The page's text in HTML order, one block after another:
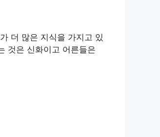
더 많은 지식을 가지고 있
것은 신화이고 어른들은